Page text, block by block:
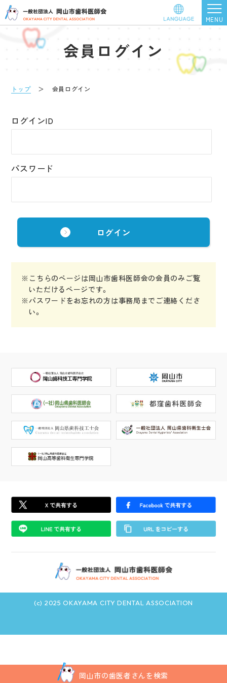
会員ログイン
トップ ＞ 会員ログイン
ログインID
パスワード
※こちらのページは岡山市歯科医師会の会員のみご覧
いただけるページです。
※パスワードをお忘れの方は事務局までご連絡くださ
い。
(c) 2025 OKAYAMA CITY DENTAL ASSOCIATION
岡山市の歯医者さんを検索